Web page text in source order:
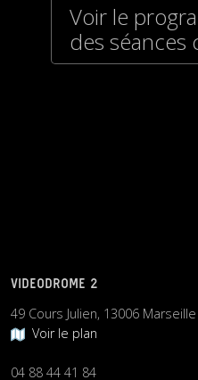
Voir le
des séances
VIDEODROME 2
49 Cours Julien, 13006 Marseille
Voir le plan
04 88 44 41 84